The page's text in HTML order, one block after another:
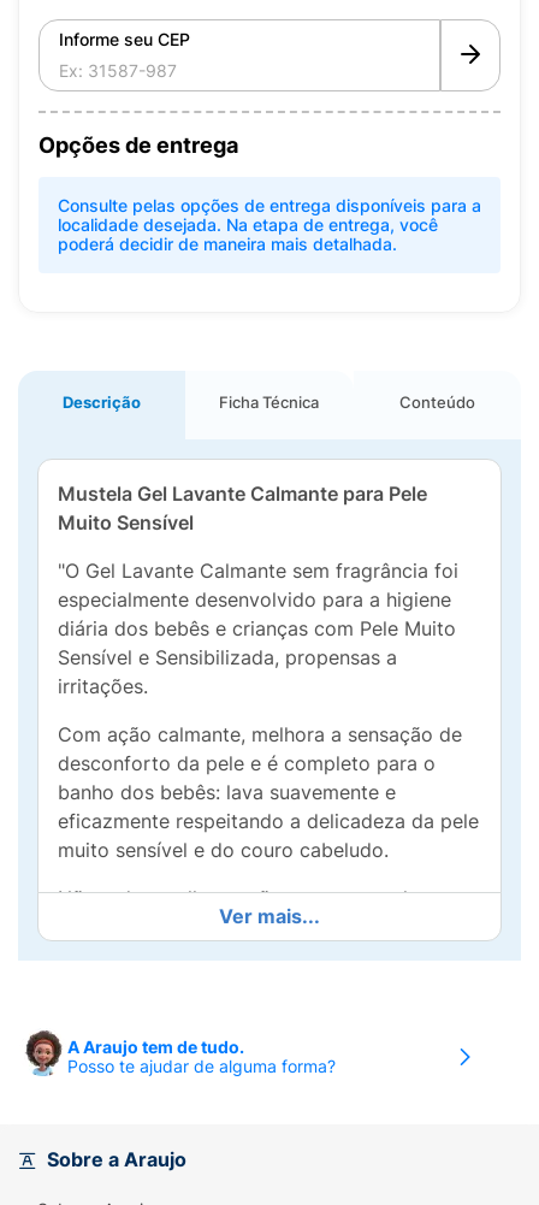
Informe seu CEP
Opções de entrega
Consulte pelas opções de entrega disponíveis para a
localidade desejada. Na etapa de entrega, você
poderá decidir de maneira mais detalhada.
Descrição Ficha Técnica Conteúdo
Mustela Gel Lavante Calmante para Pele
Muito Sensível
"O Gel Lavante Calmante sem fragrância foi
especialmente desenvolvido para a higiene
diária dos bebês e crianças com Pele Muito
Sensível e Sensibilizada, propensas a
irritações.
Com ação calmante, melhora a sensação de
desconforto da pele e é completo para o
banho dos bebês: lava suavemente e
eficazmente respeitando a delicadeza da pele
muito sensível e do couro cabeludo.
Não arde os olhos e não resseca a pele.
Apresenta 98% de ingredientes naturais,
patenteado que protege a barreira cutânea,
hidrata e preserva a riqueza celular da pele.
irritações, reduzindo a vermelhidão e o
Ver mais...
A Araujo tem de tudo.
Posso te ajudar de alguma forma?
Sobre a Araujo